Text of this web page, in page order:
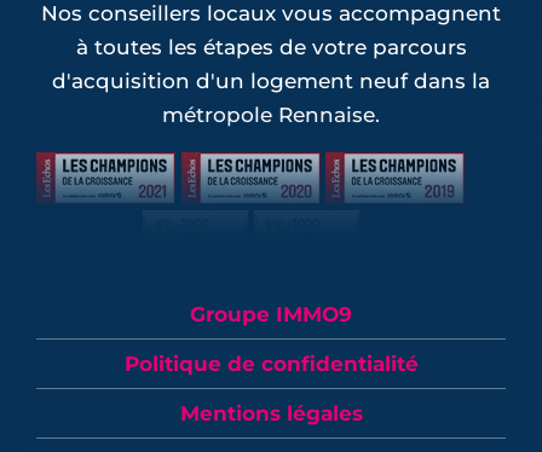
Nos conseillers locaux vous accompagnent
à toutes les étapes de votre parcours
d'acquisition d'un logement neuf dans la
métropole Rennaise.
Groupe IMMO9
Politique de confidentialité
Mentions légales